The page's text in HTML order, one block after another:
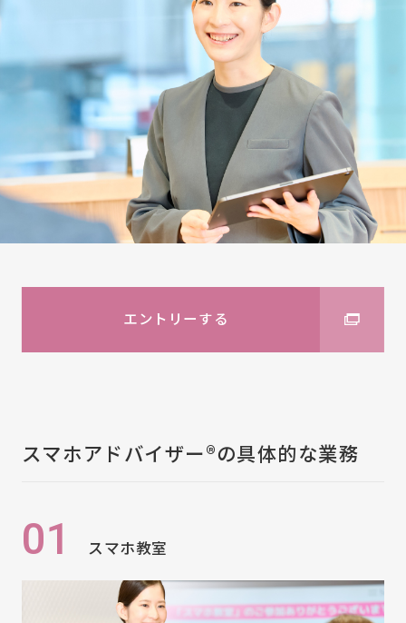
エントリーする
スマホアドバイザー®の具体的な業務
01 スマホ教室